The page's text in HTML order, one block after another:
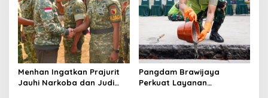
Menhan Ingatkan Prajurit
Jauhi Narkoba dan Judi
Pangdam Brawijaya
Perkuat Layanan